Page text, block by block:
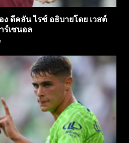
ดีคลัน ไรซ์ อธิบายโดย เวสต์
ร์เซนอล